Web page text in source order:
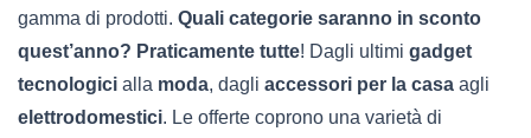
gamma di prodotti. Quali categorie saranno in sconto
quest’anno? Praticamente tutte! Dagli ultimi gadget
tecnologici alla moda, dagli accessori per la casa agli
elettrodomestici. Le offerte coprono una varietà di